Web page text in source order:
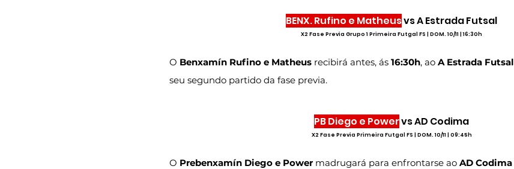
BENX. Rufino e Matheus vs A Estrada Futsal
X2 Fase Previa Grupo 1 Primeira Futgal FS | DOM. 10/11 | 16:30h
O Benxamín Rufino e Matheus recibirá antes, ás 16:30h, ao A Estrada Futsal
seu segundo partido da fase previa.
PB Diego e Power vs AD Codima
X2 Fase Previa Primeira Futgal FS | DOM. 10/11 | 09:45h
O Prebenxamín Diego e Power madrugará para enfrontarse ao AD Codima